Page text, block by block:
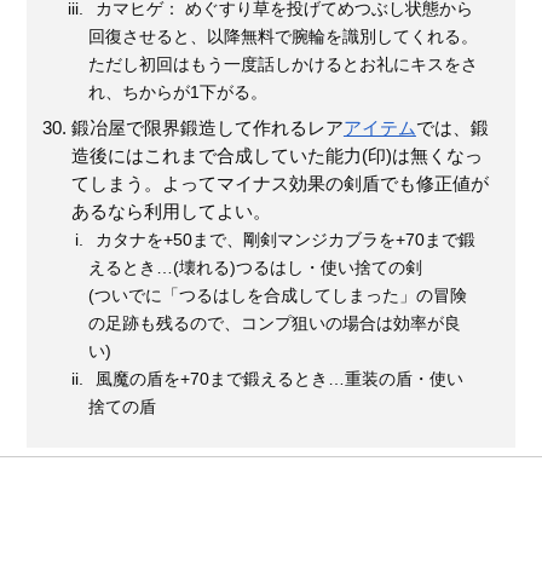
カマヒゲ： めぐすり草を投げてめつぶし状態から
回復させると、以降無料で腕輪を識別してくれる。
ただし初回はもう一度話しかけるとお礼にキスをさ
れ、ちからが1下がる。
鍛冶屋で限界鍛造して作れるレアアイテムでは、鍛
造後にはこれまで合成していた能力(印)は無くなっ
てしまう。よってマイナス効果の剣盾でも修正値が
あるなら利用してよい。
カタナを+50まで、剛剣マンジカブラを+70まで鍛
えるとき…(壊れる)つるはし・使い捨ての剣
(ついでに「つるはしを合成してしまった」の冒険
の足跡も残るので、コンプ狙いの場合は効率が良
い)
風魔の盾を+70まで鍛えるとき…重装の盾・使い
捨ての盾